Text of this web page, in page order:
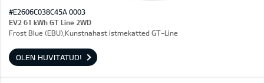
#E2606C038C45A 0003
EV2 61 kWh GT Line 2WD
Frost Blue (EBU),Kunstnahast istmekatted GT-Line
OLEN HUVITATUD!